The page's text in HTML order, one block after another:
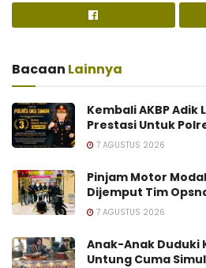
Bacaan Lainnya
Kembali AKBP
Prestasi Untuk
7 AGUSTUS 2026
Pinjam Motor
Dijemput Tim
7 AGUSTUS 2026
Anak-Anak Duduki
Untung Cuma